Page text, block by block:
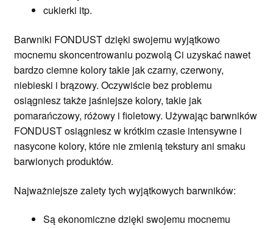
cukierki itp.
Barwniki FONDUST dzięki swojemu wyjątkowo
mocnemu skoncentrowaniu pozwolą Ci uzyskać nawet
bardzo ciemne kolory takie jak czarny, czerwony,
niebieski i brązowy. Oczywiście bez problemu
osiągniesz także jaśniejsze kolory, takie jak
pomarańczowy, różowy i fioletowy. Używając barwników
FONDUST osiągniesz w krótkim czasie intensywne i
nasycone kolory, które nie zmienią tekstury ani smaku
barwionych produktów.
Najważniejsze zalety tych wyjątkowych barwników:
Są ekonomiczne dzięki swojemu mocnemu